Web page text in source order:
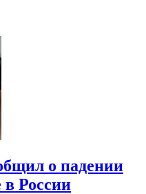
о падении
в России